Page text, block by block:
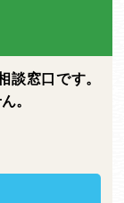
窓口です。
。